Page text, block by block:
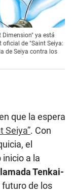
ya está
oficial de "Saint Seiya:
de Seiya contra los
que la espera
Seiya”. Con
el
a la
Tenkai-
de los